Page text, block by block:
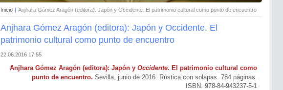
Inicio | Anjhara Gómez Aragón (editora): Japón y Occidente. El patrimonio cultural como punto de encuentro
Anjhara Gómez Aragón (editora): Japón y Occidente. El
patrimonio cultural como punto de encuentro
22.06.2016 17:55
Anjhara Gómez Aragón (editora): Japón y Occidente. El patrimonio cultural como
punto de encuentro. Sevilla, junio de 2016. Rústica con solapas. 784 páginas.
ISBN: 978-84-943237-5-1